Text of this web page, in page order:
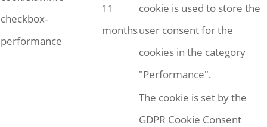
checkbox-
performance
11
months
cookie is used to store the
user consent for the
cookies in the category
"Performance".
The cookie is set by the
GDPR Cookie Consent